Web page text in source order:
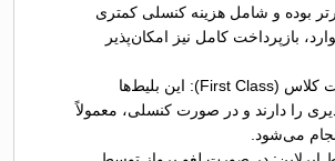
بوده و شامل هزینه کنسلی کمتری
بازپرداخت کامل نیز امکان‌پذیر
کنسلی بلیط فرست کلاس (First Class): این بلیط‌ها
را دارند و در صورت کنسلی، معمولاً
می‌شود.